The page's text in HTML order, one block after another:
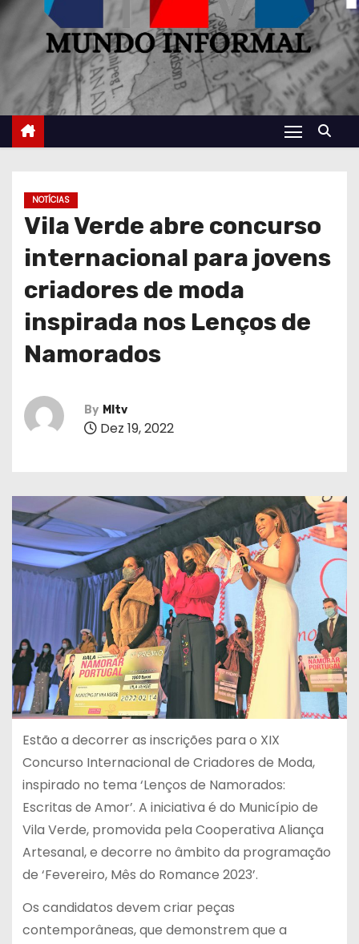
NOTÍCIAS
Vila Verde abre concurso
internacional para jovens
criadores de moda
inspirada nos Lenços de
Namorados
By MItv
Dez 19, 2022
Estão a decorrer as inscrições para o XIX
Concurso Internacional de Criadores de Moda,
inspirado no tema ‘Lenços de Namorados:
Escritas de Amor’. A iniciativa é do Município de
Vila Verde, promovida pela Cooperativa Aliança
Artesanal, e decorre no âmbito da programação
de ‘Fevereiro, Mês do Romance 2023’.
Os candidatos devem criar peças
contemporâneas, que demonstrem que a